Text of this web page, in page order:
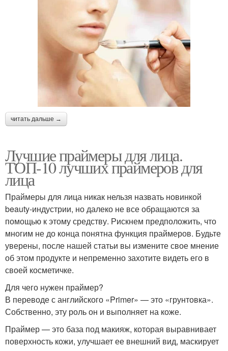
читать дальше →
Лучшие праймеры для лица.
ТОП-10 лучших праймеров для
лица
Праймеры для лица никак нельзя назвать новинкой
beauty-индустрии, но далеко не все обращаются за
помощью к этому средству. Рискнем предположить, что
многим не до конца понятна функция праймеров. Будьте
уверены, после нашей статьи вы измените свое мнение
об этом продукте и непременно захотите видеть его в
своей косметичке.
Для чего нужен праймер?
В переводе с английского «Primer» — это «грунтовка».
Собственно, эту роль он и выполняет на коже.
Праймер — это база под макияж, которая выравнивает
поверхность кожи, улучшает ее внешний вид, маскирует